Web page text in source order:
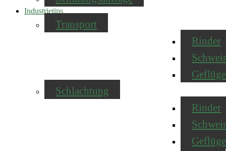
Industrietips
Transport
Rinder
Schlachtung
Rinder